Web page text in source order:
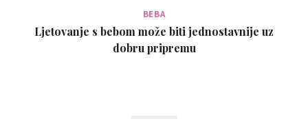
BEBA
Ljetovanje s bebom može biti jednostavnije uz
dobru pripremu